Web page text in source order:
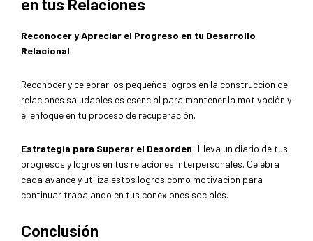
en tus Relaciones
Reconocer y Apreciar el Progreso en tu Desarrollo
Relacional
Reconocer y celebrar los pequeños logros en la construcción de
relaciones saludables es esencial para mantener la motivación y
el enfoque en tu proceso de recuperación.
Estrategia para Superar el Desorden: Lleva un diario de tus
progresos y logros en tus relaciones interpersonales. Celebra
cada avance y utiliza estos logros como motivación para
continuar trabajando en tus conexiones sociales.
Conclusión